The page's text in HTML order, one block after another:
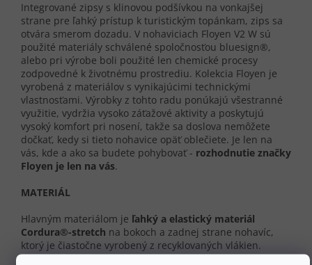
Integrované zipsy s klinovou podšívkou na vonkajšej
strane pre ľahký prístup k turistickým topánkam, zips sa
otvára smerom dozadu. V nohaviciach Floyen V2 W sú
použité materiály schválené spoločnosťou bluesign®,
alebo pri výrobe boli použité len chemické procesy
zodpovedné k životnému prostrediu. Kolekcia Floyen je
vyrobená z materiálov s vynikajúcimi technickými
vlastnosťami. Výrobky z tohto radu ponúkajú všestranné
využitie, vydržia vysoko záťažové aktivity a poskytujú
vysoký komfort pri nosení, takže sa doslova nemôžete
dočkať, kedy si tieto nohavice opäť oblečiete. Je len na
vás, kde a ako sa budete pohybovať - rozhodnutie značky
Floyen je len na vás.
MATERIÁL
Hlavným materiálom je ľahký a elastický materiál
Cordura®-stretch na bokoch a zadnej strane nohavíc,
ktorý je čiastočne vyrobený z recyklovaných vlákien.
Výstuhy na sedacej časti, kolenách a vnútornej strane